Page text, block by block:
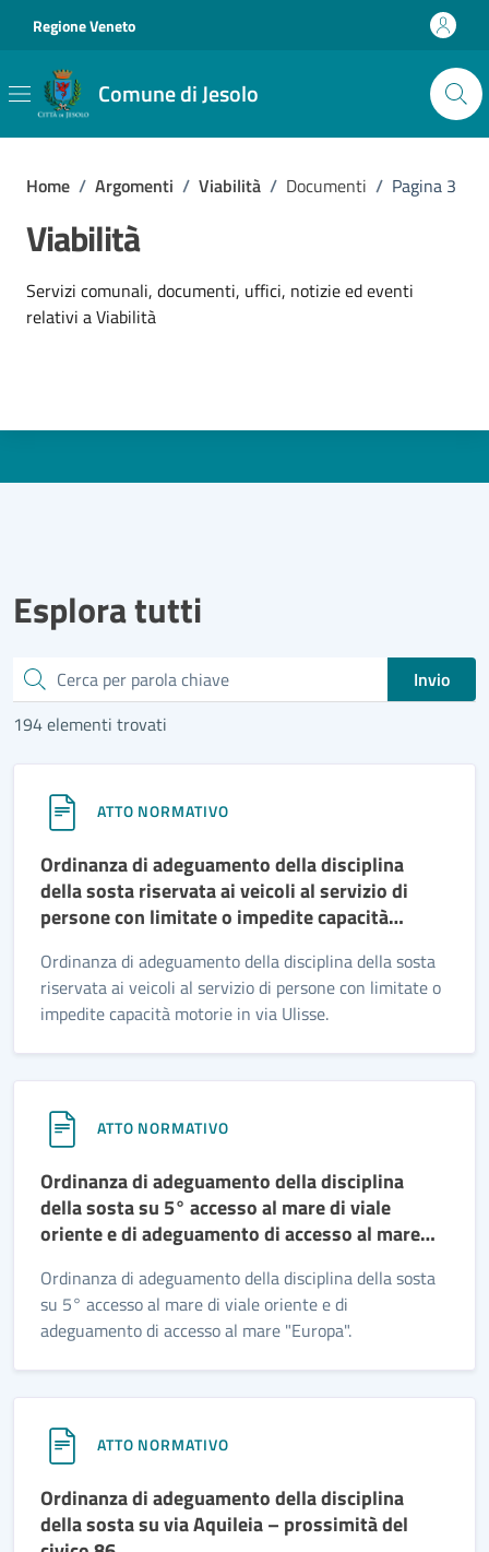
Regione Veneto
Comune di Jesolo
Home / Argomenti / Viabilità / Documenti / Pagina 3
Viabilità
Dettagli dell'argomento
Servizi comunali, documenti, uffici, notizie ed eventi
relativi a Viabilità
Esplora tutti
Cerca
Invio
194 elementi trovati
ATTO NORMATIVO
Ordinanza di adeguamento della disciplina
della sosta riservata ai veicoli al servizio di
persone con limitate o impedite capacità
Ordinanza di adeguamento della disciplina della sosta
riservata ai veicoli al servizio di persone con limitate o
impedite capacità motorie in via Ulisse.
ATTO NORMATIVO
Ordinanza di adeguamento della disciplina
della sosta su 5° accesso al mare di viale
oriente e di adeguamento di accesso al mare
Ordinanza di adeguamento della disciplina della sosta
su 5° accesso al mare di viale oriente e di
adeguamento di accesso al mare "Europa".
ATTO NORMATIVO
Ordinanza di adeguamento della disciplina
della sosta su via Aquileia – prossimità del